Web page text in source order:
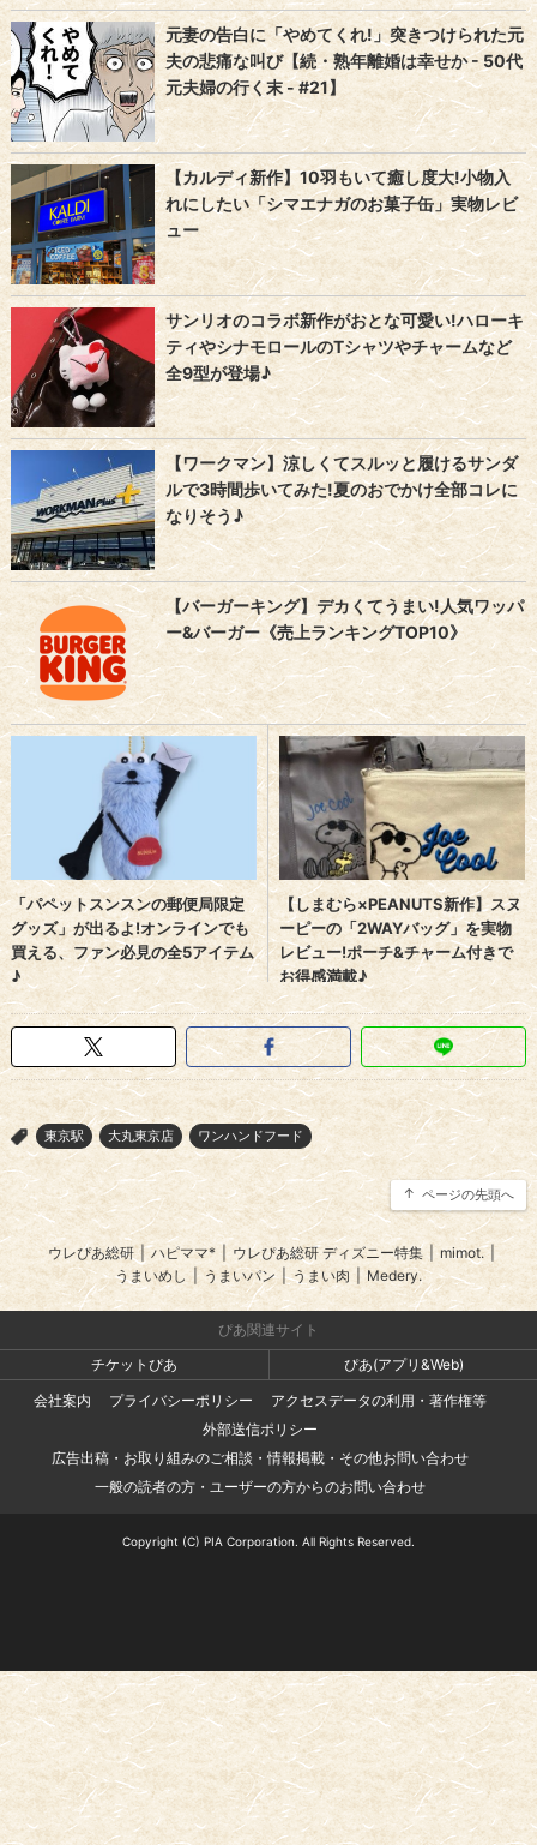
> 東京駅 大丸東京店 ワンハンドフード
ページの先頭へ
ウレぴあ総研 | ハピママ* ウレぴあ総研 ディズニー特集 | mimot.
うまいめし
うまいパン | うまい肉 Medery.
ぴあ関連サイト
チケットぴあ
ぴあ(アプリ&Web)
会社案内
プライバシーポリシー
アクセスデータの利用・著作権等
外部送信ポリシー
広告出稿・お取り組みのご相談・情報掲載・その他お問い合わせ
一般の読者の方・ユーザーの方からのお問い合わせ
Copyright (C) PIA Corporation. All Rights Reserved.